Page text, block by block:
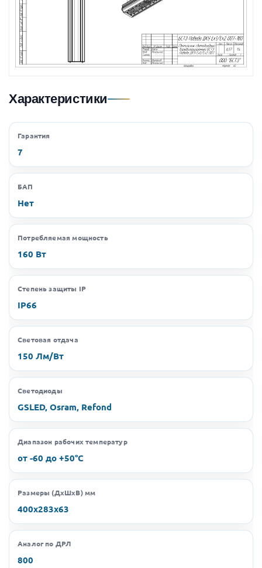
Характеристики
Гарантия
7
БАП
Нет
Потребляемая мощность
160 Вт
Степень защиты IP
IP66
Световая отдача
150 Лм/Вт
Светодиоды
GSLED, Osram, Refond
Диапазон рабочих температур
от -60 до +50°C
Размеры (ДхШхВ) мм
400х283х63
Аналог по ДРЛ
800